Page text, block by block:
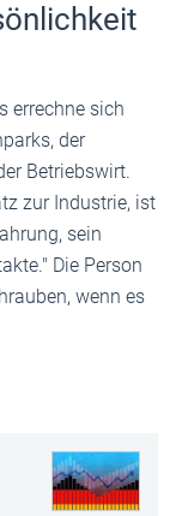
errechne sich
der
Betriebswirt.
zur Industrie, ist
sein
Die Person
wenn es